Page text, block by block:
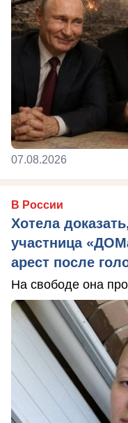
07.08.2026
В России
Хотела
участница
арест после
На свободе она